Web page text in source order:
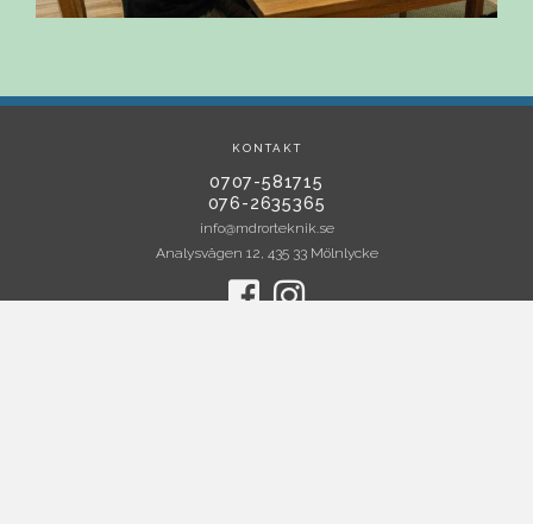
KONTAKT
0707-581715
076-2635365
info@mdrorteknik.se
Analysvägen 12, 435 33 Mölnlycke